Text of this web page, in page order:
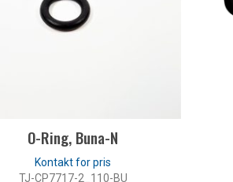
O-Ring, Buna-N
TJ-CP7717-2_110-BU